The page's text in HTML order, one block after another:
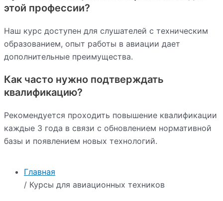
Главная
/ Курсы для авиационных техников
этой профессии?
Наш курс доступен для слушателей с техническим
образованием, опыт работы в авиации дает
дополнительные преимущества.
Как часто нужно подтверждать
квалификацию?
Рекомендуется проходить повышение квалификации
каждые 3 года в связи с обновлением нормативной
базы и появлением новых технологий.